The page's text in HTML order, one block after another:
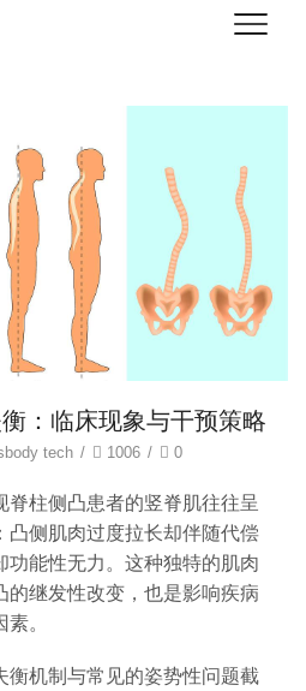
：临床现象与干预策略
tech / 1006 / 0
脊柱侧凸患者的竖脊肌往往呈
凸侧肌肉过度拉长却伴随代偿
功能性无力。这种独特的肌肉
的继发性改变，也是影响疾病
。
衡机制与常见的姿势性问题截